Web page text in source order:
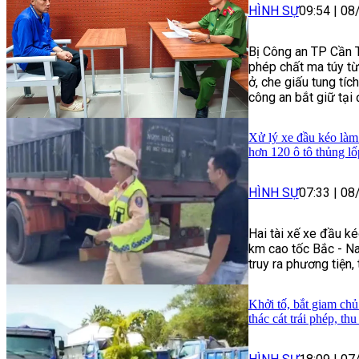
HÌNH SỰ09:54 |
Bị Công an TP Cần
phép chất ma túy
ở, che giấu tung
công an bắt giữ tại
Xử lý xe đầu kéo
hơn 120 ô tô thủng
HÌNH SỰ07:33 |
Hai tài xế xe đầu
km cao tốc Bắc -
truy ra phương
Khởi tố, bắt giam
thác cát trái phép,